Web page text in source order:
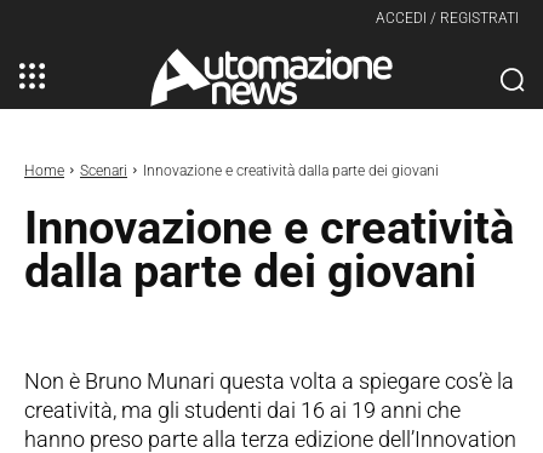
ACCEDI / REGISTRATI
Home Scenari Innovazione e creatività dalla parte dei giovani
Innovazione e creatività
dalla parte dei giovani
Non è Bruno Munari questa volta a spiegare cos’è la
creatività, ma gli studenti dai 16 ai 19 anni che
hanno preso parte alla terza edizione dell’Innovation